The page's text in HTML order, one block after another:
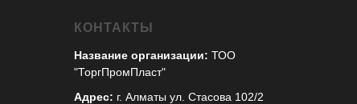
КОНТАКТЫ
Название организации: ТОО
"ТоргПромПласт"
Адрес: г. Алматы ул. Стасова 102/2